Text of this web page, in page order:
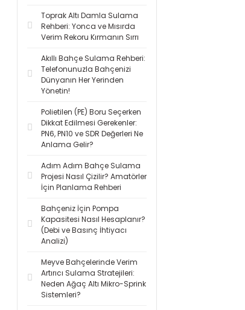
Toprak Altı Damla Sulama
Rehberi: Yonca ve Mısırda
Verim Rekoru Kırmanın Sırrı
Akıllı Bahçe Sulama Rehberi:
Telefonunuzla Bahçenizi
Dünyanın Her Yerinden
Yönetin!
Polietilen (PE) Boru Seçerken
Dikkat Edilmesi Gerekenler:
PN6, PN10 ve SDR Değerleri Ne
Anlama Gelir?
Adım Adım Bahçe Sulama
Projesi Nasıl Çizilir? Amatörler
İçin Planlama Rehberi
Bahçeniz İçin Pompa
Kapasitesi Nasıl Hesaplanır?
(Debi ve Basınç İhtiyacı
Analizi)
Meyve Bahçelerinde Verim
Artırıcı Sulama Stratejileri:
Neden Ağaç Altı Mikro-Sprink
Sistemleri?